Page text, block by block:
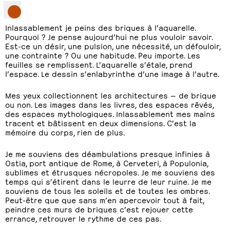
Inlassablement je peins des briques à l’aquarelle.
Pourquoi ? Je pense aujourd’hui ne plus vouloir savoir.
Est-ce un désir, une pulsion, une nécessité, un défouloir,
une contrainte ? Ou une habitude. Peu importe. Les
feuilles se remplissent. L’aquarelle s’étale, prend
l’espace. Le dessin s’enlabyrinthe d’une image à l’autre.
Mes yeux collectionnent les architectures — de brique
ou non. Les images dans les livres, des espaces rêvés,
des espaces mythologiques. Inlassablement mes mains
tracent et bâtissent en deux dimensions. C’est la
mémoire du corps, rien de plus.
Je me souviens des déambulations presque infinies à
Ostia, port antique de Rome, à Cerveteri, à Populonia,
sublimes et étrusques nécropoles. Je me souviens des
temps qui s’étirent dans le leurre de leur ruine. Je me
souviens de tous les soleils et de toutes les ombres.
Peut-être que que sans m’en apercevoir tout à fait,
peindre ces murs de briques c’est rejouer cette
errance, retrouver le rythme de ces pas.